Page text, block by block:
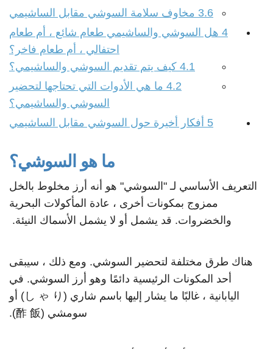
3.6 مخاوف سلامة السوشي مقابل الساشيمي
4 هل السوشي والساشيمي طعام شائع ، أم طعام
احتفالي ، أم طعام فاخر؟
4.1 كيف يتم تقديم السوشي والساشيمي؟
4.2 ما هي الأدوات التي تحتاجها لتحضير
السوشي والساشيمي؟
5 أفكار أخيرة حول السوشي مقابل الساشيمي
ما هو السوشي؟
التعريف الأساسي لـ "السوشي" هو أنه أرز مخلوط بالخل
ممزوج بمكونات أخرى ، عادة المأكولات البحرية
والخضروات. قد يشمل أو لا يشمل الأسماك النيئة.
هناك طرق مختلفة لتحضير السوشي. ومع ذلك ، سيبقى
أحد المكونات الرئيسية دائمًا وهو أرز السوشي. في
اليابانية ، غالبًا ما يشار إليها باسم شاري (し ゃ り) أو
سومشي (酢 飯).